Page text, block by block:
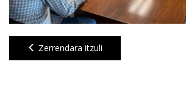
Zerrendara itzuli